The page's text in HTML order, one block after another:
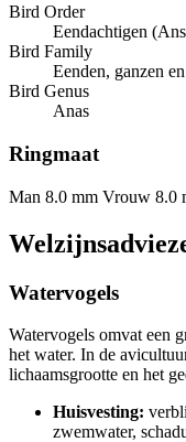
Bird Order
Eendachtigen
Bird Family
Eenden, ganzen
Bird Genus
Anas
Ringmaat
Man 8.0 mm Vrouw 8.0
Watervogels
Watervogels omvat een
het water. In de
lichaamsgrootte en het
Huisvesting:
zwemwater,